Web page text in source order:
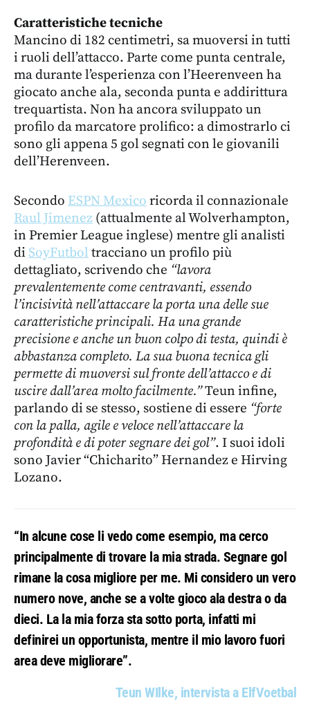
Caratteristiche tecniche
Mancino di 182 centimetri, sa muoversi in tutti
i ruoli dell’attacco. Parte come punta centrale,
ma durante l’esperienza con l’Heerenveen ha
giocato anche ala, seconda punta e addirittura
trequartista. Non ha ancora sviluppato un
profilo da marcatore prolifico: a dimostrarlo ci
sono gli appena 5 gol segnati con le giovanili
dell’Herenveen.
Secondo ESPN Mexico ricorda il connazionale
Raul Jimenez (attualmente al Wolverhampton,
in Premier League inglese) mentre gli analisti
di SoyFutbol tracciano un profilo più
dettagliato, scrivendo che “lavora
prevalentemente come centravanti, essendo
l’incisività nell’attaccare la porta una delle sue
caratteristiche principali. Ha una grande
precisione e anche un buon colpo di testa, quindi è
abbastanza completo. La sua buona tecnica gli
permette di muoversi sul fronte dell’attacco e di
uscire dall’area molto facilmente.”Teun infine,
parlando di se stesso, sostiene di essere “forte
con la palla, agile e veloce nell’attaccare la
profondità e di poter segnare dei gol”. I suoi idoli
sono Javier “Chicharito” Hernandez e Hirving
Lozano.
“In alcune cose li vedo come esempio, ma cerco
principalmente di trovare la mia strada. Segnare gol
rimane la cosa migliore per me. Mi considero un vero
numero nove, anche se a volte gioco ala destra o da
dieci. La la mia forza sta sotto porta, infatti mi
definirei un opportunista, mentre il mio lavoro fuori
area deve migliorare”.
Teun WIlke, intervista a ElfVoetbal